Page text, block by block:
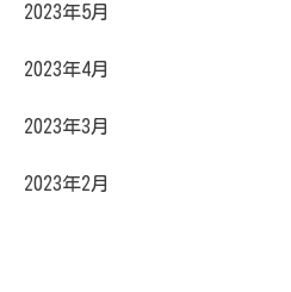
2023年5月
2023年4月
2023年3月
2023年2月